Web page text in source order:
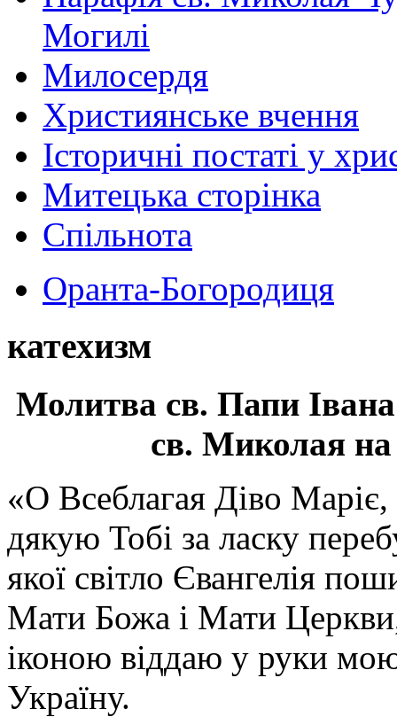
Могилі
Милосердя
Християнське вчення
Історичні постаті у
Митецька сторінка
Спільнота
Оранта-Богородиця
катехизм
Молитва св. Папи
св. Миколая на
«О Всеблагая Діво
дякую Тобі за ласку
якої світло Євангелія
Мати Божа і Мати
іконою віддаю у руки
Україну.